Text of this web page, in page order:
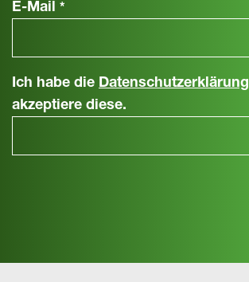
E-Mail *
Ich habe die Datenschutzerklärung
akzeptiere diese.